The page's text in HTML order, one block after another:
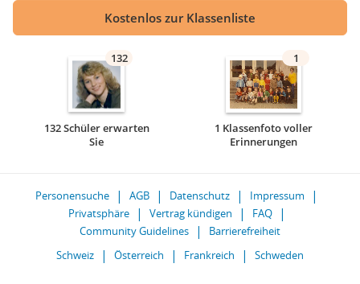
Kostenlos zur Klassenliste
132
132 Schüler erwarten
Sie
1
1 Klassenfoto voller
Erinnerungen
Personensuche AGB Datenschutz
Impressum
Privatsphäre
Vertrag kündigen
FAQ
Community Guidelines
Barrierefreiheit
Schweiz
Österreich Frankreich Schweden